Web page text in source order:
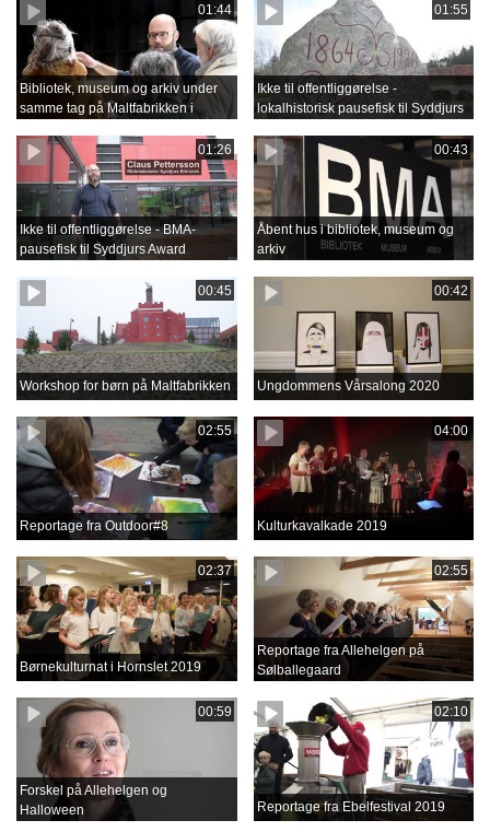
01:44
Bibliotek, museum og arkiv under
samme tag på Maltfabrikken i
01:55
Ikke til offentliggørelse -
lokalhistorisk pausefisk til Syddjurs
01:26
Ikke til offentliggørelse - BMA-
pausefisk til Syddjurs Award
00:43
Åbent hus i bibliotek, museum og
arkiv
00:45
Workshop for børn på Maltfabrikken
00:42
Ungdommens Vårsalong 2020
02:55
Reportage fra Outdoor#8
04:00
Kulturkavalkade 2019
02:37
Børnekulturnat i Hornslet 2019
02:55
Reportage fra Allehelgen på
Sølballegaard
00:59
Forskel på Allehelgen og
Halloween
02:10
Reportage fra Ebelfestival 2019